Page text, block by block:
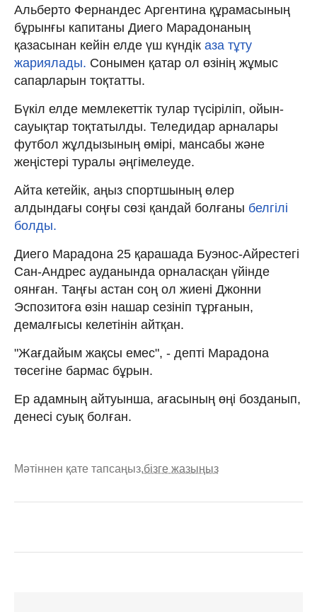
Альберто Фернандес Аргентина құрамасының
бұрынғы капитаны Диего Марадонаның
қазасынан кейін елде үш күндік аза тұту
жариялады. Сонымен қатар ол өзінің жұмыс
сапарларын тоқтатты.
Бүкіл елде мемлекеттік тулар түсіріліп, ойын-
сауықтар тоқтатылды. Теледидар арналары
футбол жұлдызының өмірі, мансабы және
жеңістері туралы әңгімелеуде.
Айта кетейік, аңыз спортшының өлер
алдындағы соңғы сөзі қандай болғаны белгілі
болды.
Диего Марадона 25 қарашада Буэнос-Айрестегі
Сан-Андрес ауданында орналасқан үйінде
оянған. Таңғы астан соң ол жиені Джонни
Эспозитоға өзін нашар сезініп тұрғанын,
демалғысы келетінін айтқан.
"Жағдайым жақсы емес", - депті Марадона
төсегіне бармас бұрын.
Ер адамның айтуынша, ағасының өңі бозданып,
денесі суық болған.
Мәтіннен қате тапсаңыз,бізге жазыңыз